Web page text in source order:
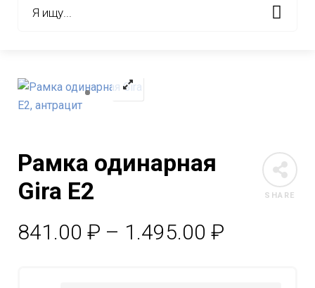
SHARE
Рамка одинарная
Gira E2
841.00 ₽ – 1.495.00 ₽